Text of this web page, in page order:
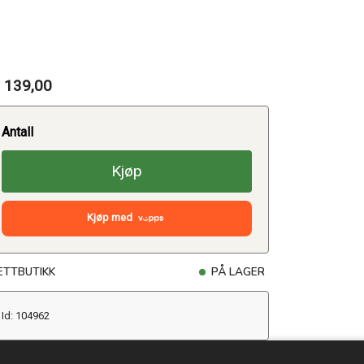
139,00
Antall
Kjøp
Kjøp med
PÅ LAGER
Id: 104962